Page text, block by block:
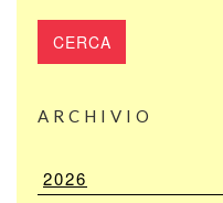
ARCHIVIO
2026